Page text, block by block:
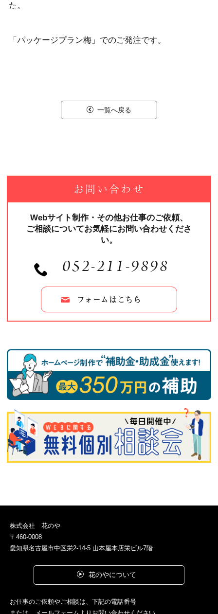
た。
「パッケージプラン梅」でのご発注です。
一覧へ戻る
お問い合わせ
Webサイト制作・その他お仕事のご依頼、
ご相談についてお気軽にお問い合わせくださ
い。
052-211-9898
フォームはこちら
株式会社 花のや
〒460-0008
愛知県名古屋市中区栄2-14-5 山本屋本店栄ビル7階
花のやについて
お仕事のご依頼やご相談は、下記の電話番号